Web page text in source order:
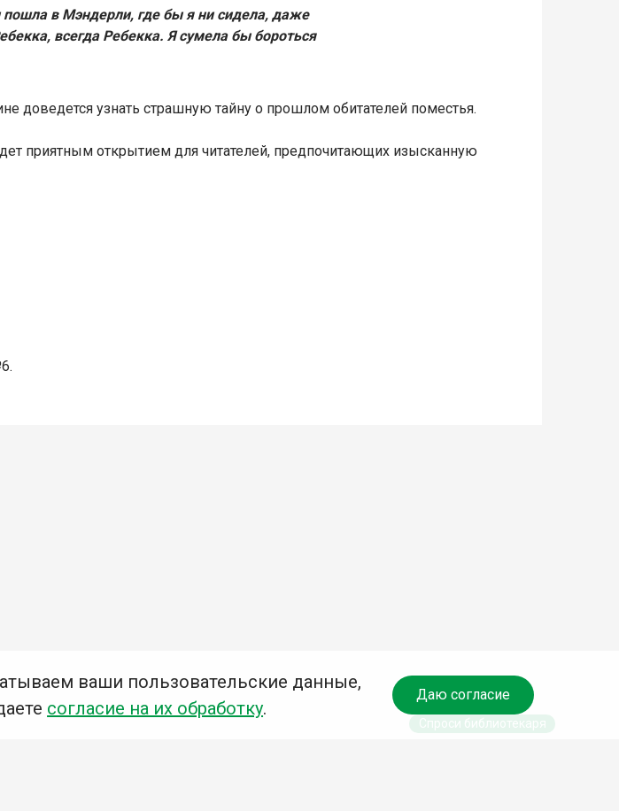
в Мэндерли, где бы я ни сидела, даже
всегда Ребекка. Я сумела бы бороться
доведется узнать страшную тайну о прошлом обитателей поместья.
приятным открытием для читателей, предпочитающих изысканную
ваши пользовательские данные,
согласие на их обработку.
Даю согласие
Спроси библиотекаря